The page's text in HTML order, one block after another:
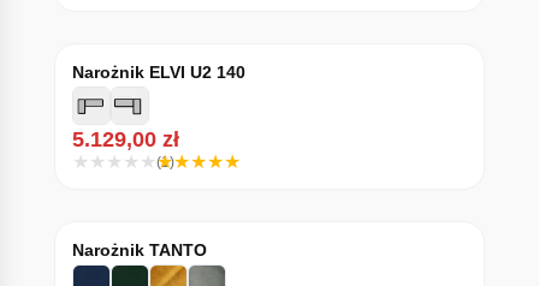
Narożnik ELVI U2 140
5.129,00 zł
(1)
Narożnik TANTO